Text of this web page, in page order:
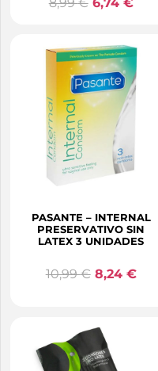
PASANTE – INTERNAL
PRESERVATIVO SIN
LATEX 3 UNIDADES
10,99€ 8,24 €